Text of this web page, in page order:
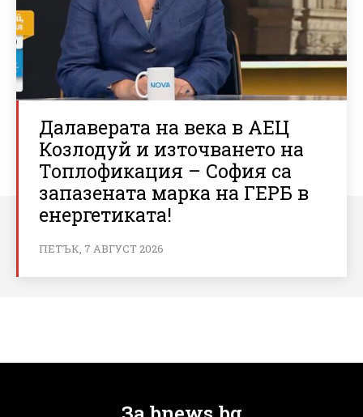
Далаверата на века в АЕЦ
Козлодуй и източването на
Топлофикация – София са
запазената марка на ГЕРБ в
енергетиката!
ПЕТЪК, 7 АВГУСТ 2026